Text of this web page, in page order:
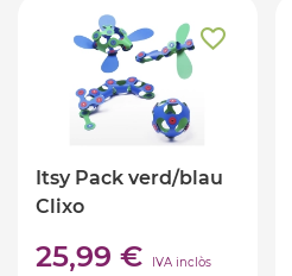
Itsy Pack verd/blau
Clixo
25,99 € IVA inclòs